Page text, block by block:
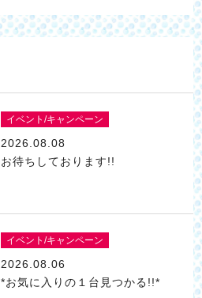
イベント/キャンペーン
2026.08.08
お待ちしております!!
イベント/キャンペーン
2026.08.06
*お気に入りの１台見つかる!!*